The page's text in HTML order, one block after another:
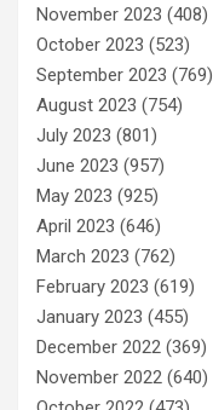
November 2023 (408)
October 2023 (523)
September 2023 (769)
August 2023 (754)
July 2023 (801)
June 2023 (957)
May 2023 (925)
April 2023 (646)
March 2023 (762)
February 2023 (619)
January 2023 (455)
December 2022 (369)
November 2022 (640)